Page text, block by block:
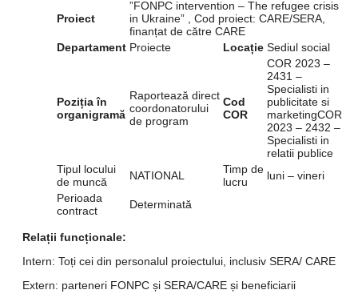
Proiect
”FONPC intervention – The refugee crisis
in Ukraine” , Cod proiect: CARE/SERA,
finanțat de către CARE
Departament Proiecte Locație Sediul social
Poziția în
organigramă
Raportează direct
coordonatorului
de program
Cod
COR
COR 2023 –
2431 –
Specialisti in
publicitate si
marketingCOR
2023 – 2432 –
Specialisti in
relatii publice
Tipul locului
de muncă
NATIONAL
Timp de
lucru
luni – vineri
Perioada
contract
Determinată
Relații funcționale:
Intern: Toți cei din personalul proiectului, inclusiv SERA/ CARE
Extern: parteneri FONPC și SERA/CARE și beneficiarii